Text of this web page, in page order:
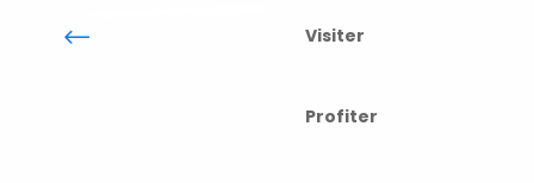
Visiter
Profiter
A vélo